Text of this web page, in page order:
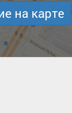
на карте